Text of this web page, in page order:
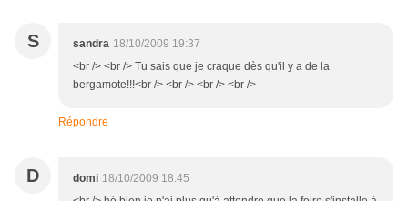
S sandra 18/10/2009 19:37
<br /> <br /> Tu sais que je craque dès qu'il y a de la
bergamote!!!<br /> <br /> <br /> <br />
Répondre
D domi 18/10/2009 18:45